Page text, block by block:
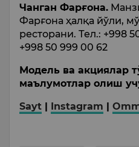
Чанган Фарғона.
Фарғона ҳалқа йўли,
ресторани. Тел.: +998
+998 50 999 00 62
Модель ва акциялар
маълумотлар олиш
Sayt
Instagram